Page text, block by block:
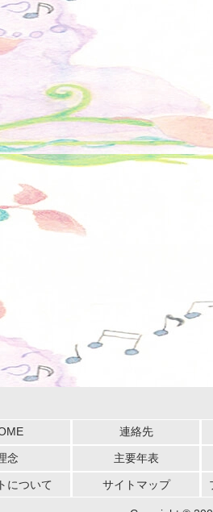
連絡先
念 主要年表
について サイトマップ